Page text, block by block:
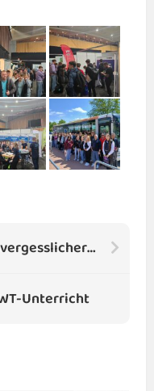
Auf zur Lobe-Fahrt: Ein unvergesslicher Tag in Rostock
Unterricht